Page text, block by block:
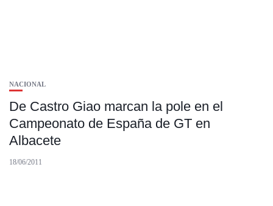
NACIONAL
De Castro Giao marcan la pole en el
Campeonato de España de GT en
Albacete
18/06/2011